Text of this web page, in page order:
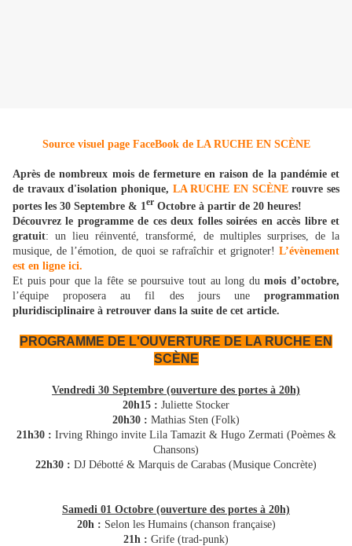
Source visuel page FaceBook de LA RUCHE EN SCÈNE
Après de nombreux mois de fermeture en raison de la pandémie et
de travaux d'isolation phonique, LA RUCHE EN SCÈNErouvre ses
portes les 30 Septembre & 1 er Octobre à partir de 20 heures!
Découvrez le programme de ces deux folles soirées en accès libre et
gratuit: un lieu réinventé, transformé, de multiples surprises, de la
musique, de l’émotion, de quoi se rafraîchir et grignoter! L’évènement
est en ligne ici.
Et puis pour que la fête se poursuive tout au long dumois d’octobre,
l’équipe proposera au fil des jours une programmation
pluridisciplinaire à retrouver dans la suite de cet article.
PROGRAMME DE L'OUVERTURE DE LA RUCHE EN
SCÈNE
Vendredi 30 Septembre (ouverture des portes à 20h)
20h15 : Juliette Stocker
20h30 : Mathias Sten (Folk)
21h30 : Irving Rhingo invite Lila Tamazit & Hugo Zermati (Poèmes &
Chansons)
22h30 : DJ Débotté & Marquis de Carabas (Musique Concrète)
Samedi 01 Octobre (ouverture des portes à 20h)
20h : Selon les Humains (chanson française)
21h : Grife (trad-punk)